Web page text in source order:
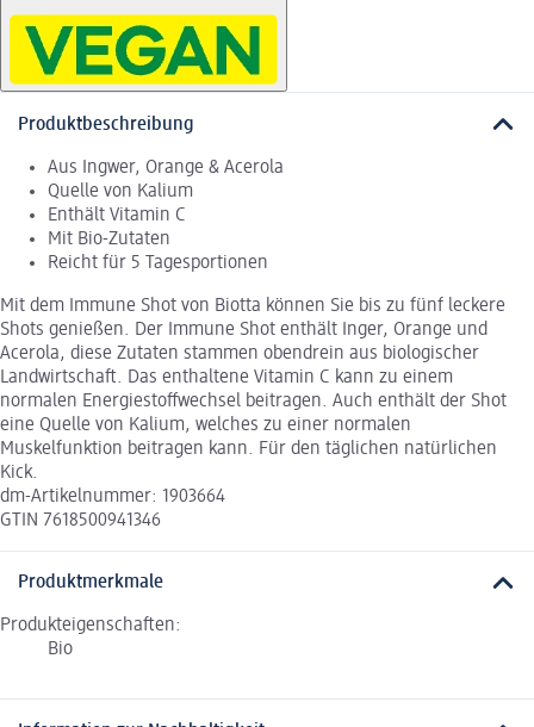
Produktbeschreibung
Aus Ingwer, Orange & Acerola
Quelle von Kalium
Enthält Vitamin C
Mit Bio-Zutaten
Reicht für 5 Tagesportionen
Mit dem Immune Shot von Biotta können Sie bis zu fünf leckere
Shots genießen. Der Immune Shot enthält Inger, Orange und
Acerola, diese Zutaten stammen obendrein aus biologischer
Landwirtschaft. Das enthaltene Vitamin C kann zu einem
normalen Energiestoffwechsel beitragen. Auch enthält der Shot
eine Quelle von Kalium, welches zu einer normalen
Muskelfunktion beitragen kann. Für den täglichen natürlichen
Kick.
dm-Artikelnummer: 1903664
GTIN 7618500941346
Produktmerkmale
Produkteigenschaften:
Bio